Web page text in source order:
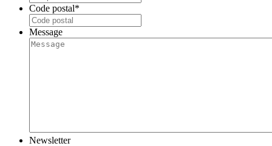
Code postal*
Message
Newsletter